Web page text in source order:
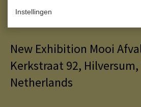
Instellingen
New Exhibition Mooi
Kerkstraat 92, Hilversum,
Netherlands